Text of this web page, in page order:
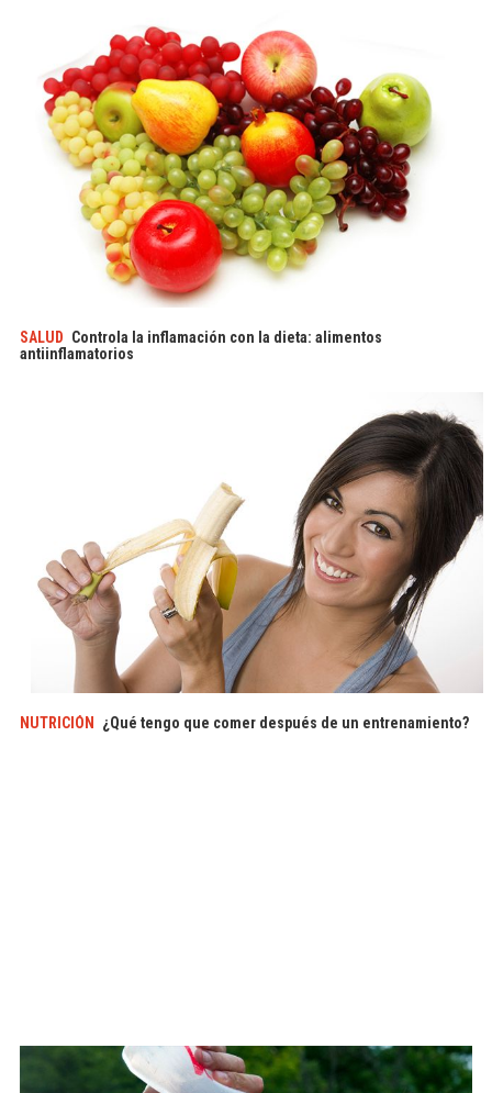
SALUD Controla la inflamación con la dieta: alimentos
antiinflamatorios
NUTRICIÓN ¿Qué tengo que comer después de un entrenamiento?